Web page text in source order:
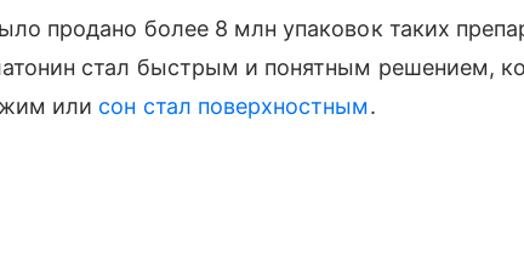
продано более 8 млн упаковок таких
стал быстрым и понятным решением,
или сон стал поверхностным.